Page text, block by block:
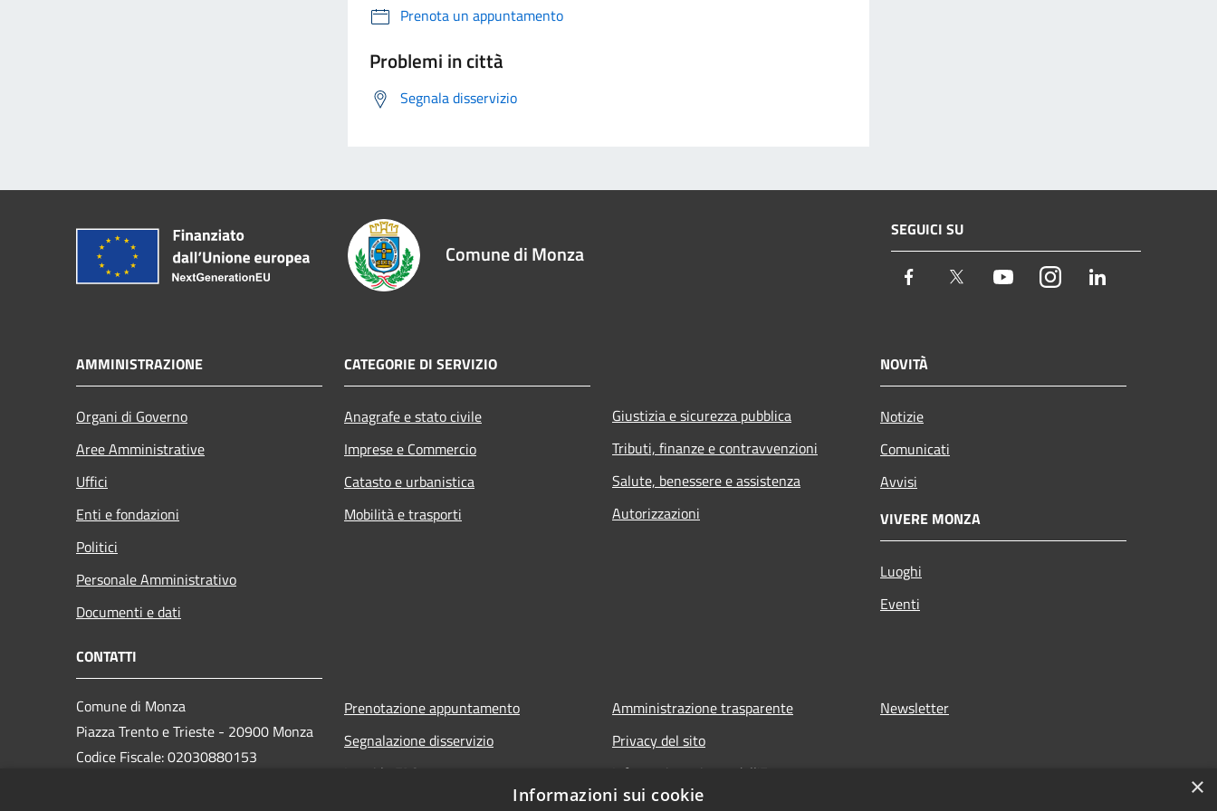
Prenota un appuntamento
Problemi in città
Segnala disservizio
Comune di Monza
SEGUICI SU
Facebook Twitter YoutubeInstagram
AMMINISTRAZIONE
Organi di Governo
Aree Amministrative
Uffici
Enti e fondazioni
Politici
Personale Amministrativo
Documenti e dati
CATEGORIE DI SERVIZIO
Anagrafe e stato civile
Imprese e Commercio
Catasto e urbanistica
Mobilità e trasporti
Giustizia e sicurezza pubblica
Tributi, finanze e contravvenzioni
Salute, benessere e assistenza
Autorizzazioni
NOVITÀ
Notizie
Comunicati
Avvisi
VIVERE MONZA
Luoghi
Eventi
CONTATTI
Comune di Monza
Piazza Trento e Trieste - 20900 Monza
Codice Fiscale: 02030880153
Prenotazione appuntamento
Segnalazione disservizio
Leggi le FAQ
Amministrazione trasparente
Privacy del sito
Informativa privacy dell'Ente
Note legali
Newsletter
×
Informazioni sui cookie